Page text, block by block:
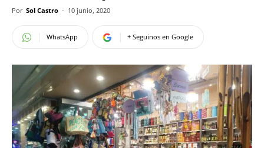
Por Sol Castro - 10 junio, 2020
WhatsApp + Seguinos en Google